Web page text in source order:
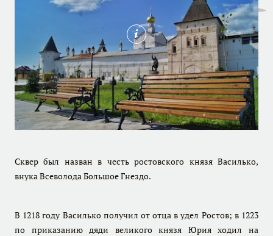
Сквер был назван в честь ростовского князя Василько,
внука Всеволода Большое Гнездо.
В 1218 году Василько получил от отца в удел Ростов; в 1223
по приказанию дяди великого князя Юрия ходил на